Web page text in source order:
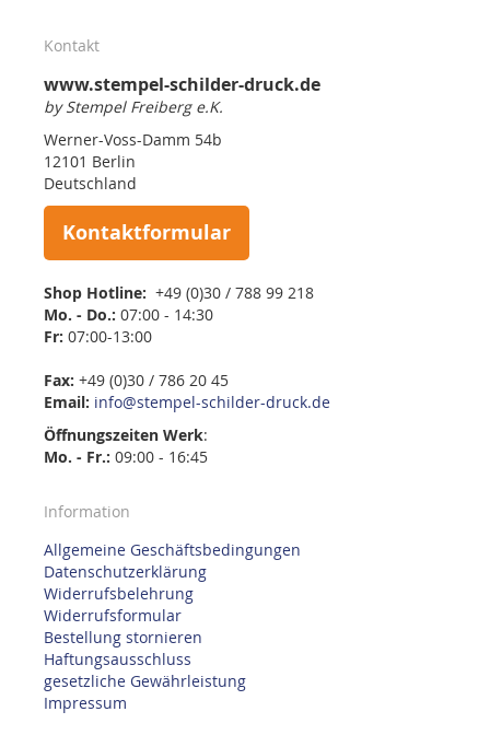
Kontakt
www.stempel-schilder-druck.de
by Stempel Freiberg e.K.
Werner-Voss-Damm 54b
12101 Berlin
Deutschland
Kontaktformular
Shop Hotline: +49 (0)30 / 788 99 218
Mo. - Do.: 07:00 - 14:30
Fr: 07:00-13:00
Fax: +49 (0)30 / 786 20 45
Email: info@stempel-schilder-druck.de
Öffnungszeiten Werk:
Mo. - Fr.: 09:00 - 16:45
Information
Allgemeine Geschäftsbedingungen
Datenschutzerklärung
Widerrufsbelehrung
Widerrufsformular
Bestellung stornieren
Haftungsausschluss
gesetzliche Gewährleistung
Impressum